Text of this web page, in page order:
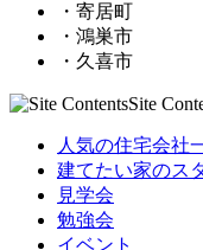
・寄居町
・鴻巣市
・久喜市
Site
人気の住宅会社
建てたい家のス
見学会
勉強会
イベント